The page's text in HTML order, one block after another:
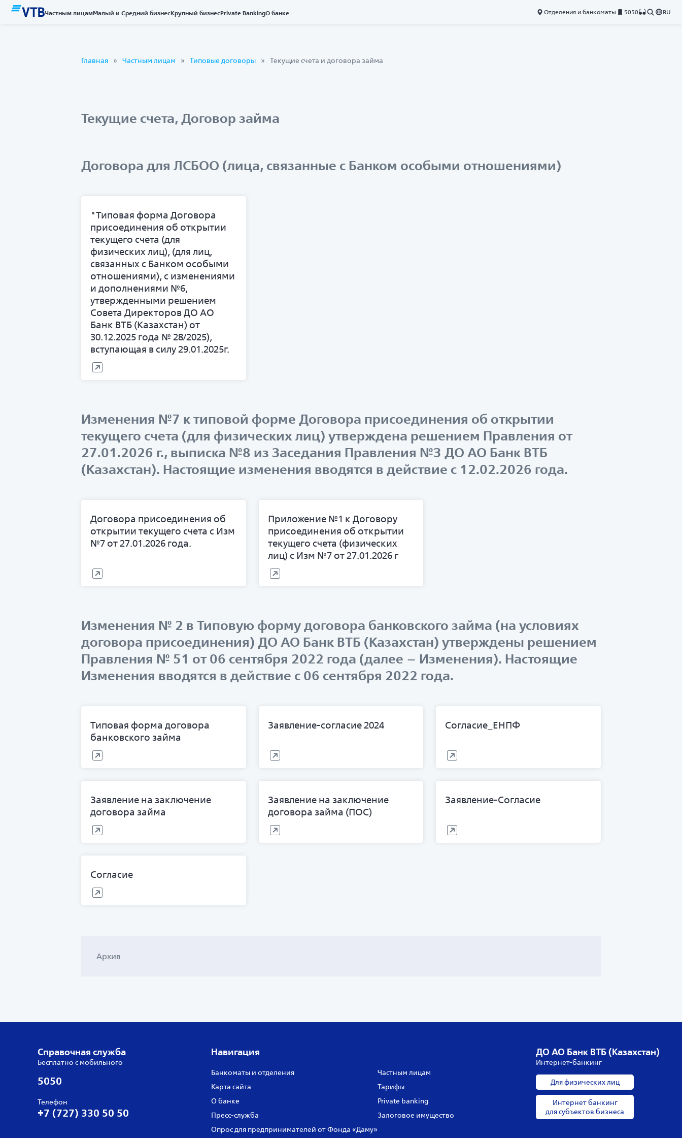
Частным лицамМалый и Средний бизнесКрупный бизнесPrivate BankingО банке Отделения и банкоматы 5050 RU
Главная Частным лицам Типовые договоры Текущие счета и договора займа
Текущие счета, Договор займа
Договора для ЛСБОО (лица, связанные с Банком особыми отношениями)
"Типовая форма Договора
присоединения об открытии
текущего счета (для
физических лиц), (для лиц,
связанных с Банком особыми
отношениями), с изменениями
и дополнениями №6,
утвержденными решением
Совета Директоров ДО АО
Банк ВТБ (Казахстан) от
30.12.2025 года № 28/2025),
вступающая в силу 29.01.2025г.
Изменения №7 к типовой форме Договора присоединения об открытии
текущего счета (для физических лиц) утверждена решением Правления от
27.01.2026 г., выписка №8 из Заседания Правления №3 ДО АО Банк ВТБ
(Казахстан). Настоящие изменения вводятся в действие с 12.02.2026 года.
Договора присоединения об
открытии текущего счета с Изм
№7 от 27.01.2026 года.
Приложение №1 к Договору
присоединения об открытии
текущего счета (физических
лиц) с Изм №7 от 27.01.2026 г
Изменения № 2 в Типовую форму договора банковского займа (на условиях
договора присоединения) ДО АО Банк ВТБ (Казахстан) утверждены решением
Правления № 51 от 06 сентября 2022 года (далее – Изменения). Настоящие
Изменения вводятся в действие с 06 сентября 2022 года.
Типовая форма договора
банковского займа
Заявление-согласие 2024 Согласие_ЕНПФ
Заявление на заключение
договора займа
Заявление на заключение
договора займа (ПОС)
Заявление-Согласие
Согласие
Архив
Справочная служба
Бесплатно с мобильного
5050
Телефон
+7 (727) 330 50 50
Навигация
Банкоматы и отделения
Карта сайта
О банке
Пресс‑служба
Опрос для предпринимателей от Фонда «Даму»
Частным лицам
Тарифы
Private banking
Залоговое имущество
ДО АО Банк ВТБ (Казахстан)
Интернет-банкинг
Для физических лиц
Интернет банкинг
для субъектов бизнеса